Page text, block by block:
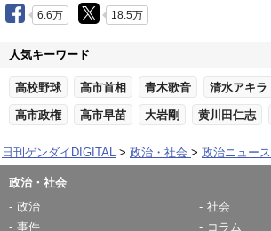
6.6万 18.5万
人気キーワード
高校野球 高市首相 青木歌音 清水アキラ
高市政権 高市早苗 大岩剛 黄川田仁志
日刊ゲンダイDIGITAL 政治・社会 政治ニュース
政治・社会
政治
社会
事件
コラム